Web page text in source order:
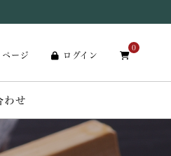
ページ ログイン
0
わせ